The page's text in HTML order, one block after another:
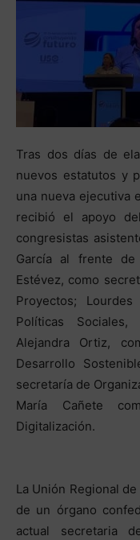
Tras dos días de
nuevos estatutos y
una nueva ejecutiva
recibió el apoyo
congresistas
García al frente de
Estévez, como
Proyectos;
Políticas
Alejandra Ortiz,
Desarrollo
secretaría de
María Cañete
Digitalización.
La Unión Regional
de un órgano
actual secretaria